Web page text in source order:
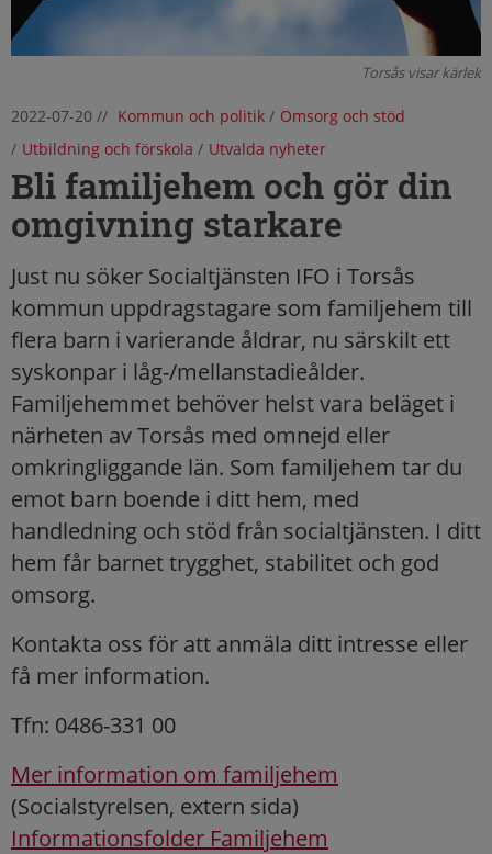
Torsås visar kärlek
2022-07-20 // Kommun och politik/ Omsorg och stöd
/ Utbildning och förskola / Utvalda nyheter
Bli familjehem och gör din
omgivning starkare
Just nu söker Socialtjänsten IFO i Torsås
kommun uppdragstagare som familjehem till
flera barn i varierande åldrar, nu särskilt ett
syskonpar i låg-/mellanstadieålder.
Familjehemmet behöver helst vara beläget i
närheten av Torsås med omnejd eller
omkringliggande län. Som familjehem tar du
emot barn boende i ditt hem, med
handledning och stöd från socialtjänsten. I ditt
hem får barnet trygghet, stabilitet och god
omsorg.
Kontakta oss för att anmäla ditt intresse eller
få mer information.
Tfn: 0486-331 00
Mer information om familjehem
(Socialstyrelsen, extern sida)
Informationsfolder Familjehem